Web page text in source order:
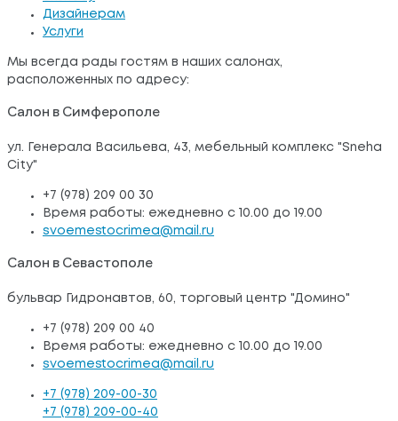
Дизайнерам
Услуги
Мы всегда рады гостям в наших салонах,
расположенных по адресу:
Салон в Симферополе
ул. Генерала Васильева, 43, мебельный комплекс "Sneha
City"
+7 (978) 209 00 30
Время работы: ежедневно с 10.00 до 19.00
svoemestocrimea@mail.ru
Салон в Севастополе
бульвар Гидронавтов, 60, торговый центр "Домино"
+7 (978) 209 00 40
Время работы: ежедневно с 10.00 до 19.00
svoemestocrimea@mail.ru
+7 (978) 209-00-30
+7 (978) 209-00-40